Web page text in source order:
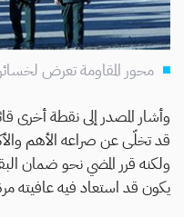
محور المقاومة تعرض
وأشار المصدر إلى نقطة أخرى
قد تخلّى عن صراعه الأهم
ولكنه قرر المضي نحو ضمان
يكون قد استعاد فيه عافيته